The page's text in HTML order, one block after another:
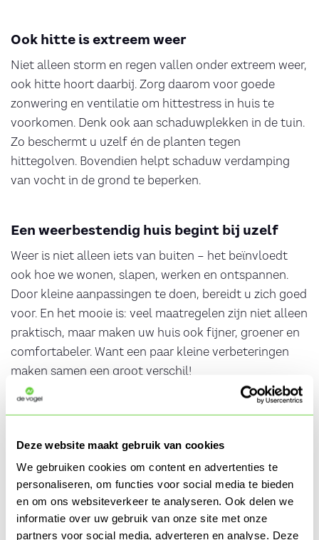
Deze website maakt gebruik van cookies
We gebruiken cookies om content en advertenties te
personaliseren, om functies voor social media te bieden
en om ons websiteverkeer te analyseren. Ook delen we
informatie over uw gebruik van onze site met onze
partners voor social media, adverteren en analyse. Deze
Ook hitte is extreem weer
Niet alleen storm en regen vallen onder extreem weer,
ook hitte hoort daarbij. Zorg daarom voor goede
zonwering en ventilatie om hittestress in huis te
voorkomen. Denk ook aan schaduwplekken in de tuin.
Zo beschermt u uzelf én de planten tegen
hittegolven. Bovendien helpt schaduw verdamping
van vocht in de grond te beperken.
Een weerbestendig huis begint bij uzelf
Weer is niet alleen iets van buiten – het beïnvloedt
ook hoe we wonen, slapen, werken en ontspannen.
Door kleine aanpassingen te doen, bereidt u zich goed
voor. En het mooie is: veel maatregelen zijn niet alleen
praktisch, maar maken uw huis ook fijner, groener en
comfortabeler. Want een paar kleine verbeteringen
maken samen een groot verschil!
advies?
Heeft u naar aanleiding van informatie op deze pagina
een vraag of wilt u persoonlijk advies? Vul dan het
onderstaande reactieformulier in of neemcontact
met ons op.